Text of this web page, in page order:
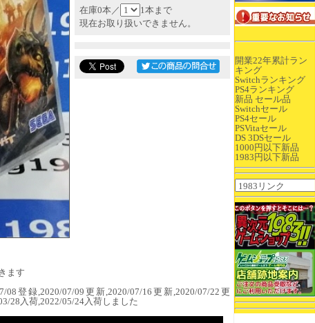
開業22年累計ラン
キング
Switchランキング
PS4ランキング
新品 セール品
Switchセール
PS4セール
PSVitaセール
DS 3DSセール
1000円以下新品
1983円以下新品
在庫0本／
1本まで
現在お取り扱いできません。
ます
登録,2020/07/09更新,2020/07/16更新,2020/07/22更
28入荷,2022/05/24入荷しました